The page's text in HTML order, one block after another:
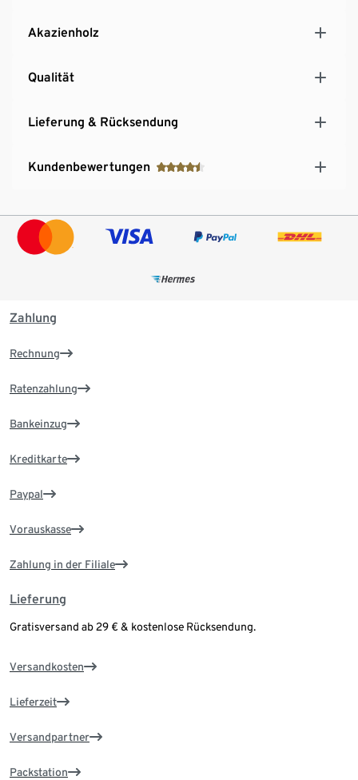
Akazienholz
Qualität
Lieferung & Rücksendung
Kundenbewertungen
Zahlung
Rechnung
Ratenzahlung
Bankeinzug
Kreditkarte
Paypal
Vorauskasse
Zahlung in der Filiale
Lieferung
Gratisversand ab 29 € & kostenlose Rücksendung.
Versandkosten
Lieferzeit
Versandpartner
Packstation